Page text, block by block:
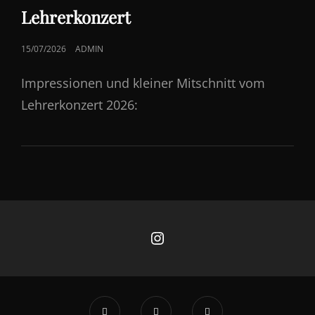
LINKS
Lehrerkonzert
POSTED
15/07/2026 ADMIN
Impressionen und kleiner Mitschnitt vom
Lehrerkonzert 2026:
Instagram